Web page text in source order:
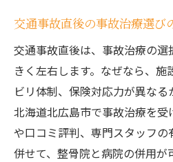
北海道北広島市で信
事故治療の専門性と
説
事故治療に強い医療
交通事故に特化した
口コミで評判の事故
交通事故直後の事故治療選び
交通事故直後は、事故治療の
きく左右します。なぜなら、施
ビリ体制、保険対応力が異なる
北海道北広島市で事故治療を
や口コミ評判、専門スタッフの
併せて、整骨院と病院の併用が